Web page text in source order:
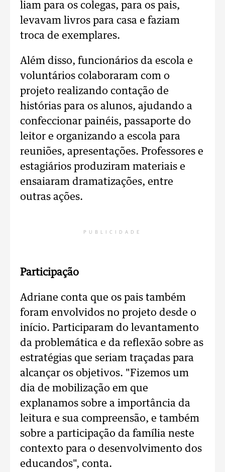
liam para os colegas, para os pais,
levavam livros para casa e faziam
troca de exemplares.
Além disso, funcionários da escola e
voluntários colaboraram com o
projeto realizando contação de
histórias para os alunos, ajudando a
confeccionar painéis, passaporte do
leitor e organizando a escola para
reuniões, apresentações. Professores e
estagiários produziram materiais e
ensaiaram dramatizações, entre
outras ações.
PUBLICIDADE
Participação
Adriane conta que os pais também
foram envolvidos no projeto desde o
início. Participaram do levantamento
da problemática e da reflexão sobre as
estratégias que seriam traçadas para
alcançar os objetivos. "Fizemos um
dia de mobilização em que
explanamos sobre a importância da
leitura e sua compreensão, e também
sobre a participação da família neste
contexto para o desenvolvimento dos
educandos", conta.